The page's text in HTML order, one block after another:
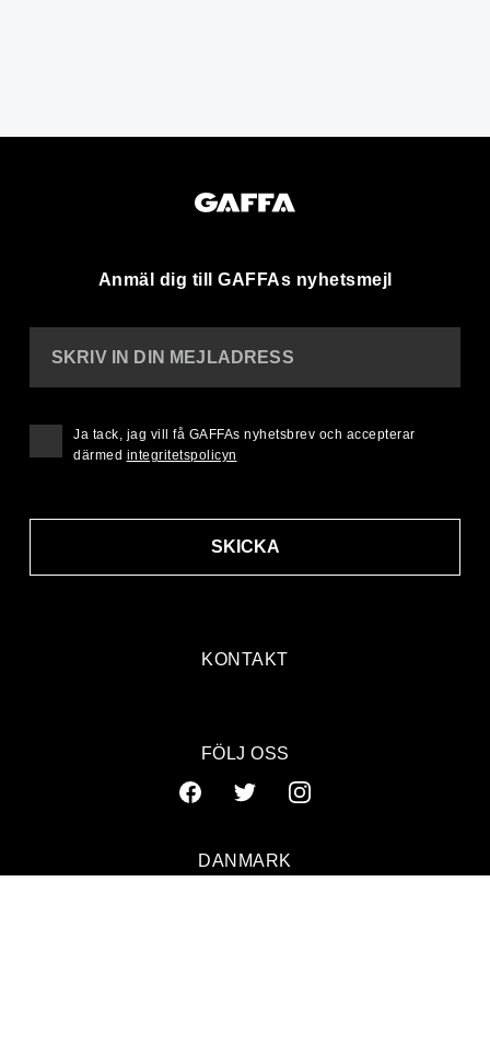
Anmäl dig till GAFFAs nyhetsmejl
KONTAKT
SKRIV IN DIN MEJLADRESS
SKICKA
Ja tack, jag vill få GAFFAs nyhetsbrev och accepterar
därmed integritetspolicyn
FÖLJ OSS
DANMARK